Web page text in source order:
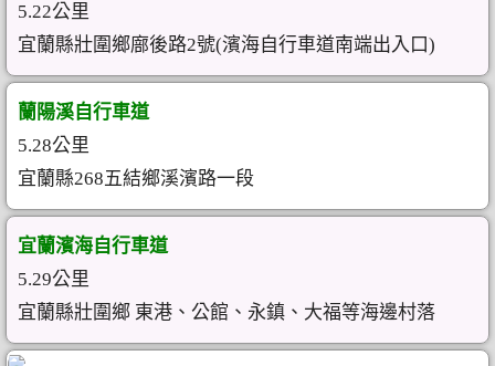
5.22公里
宜蘭縣壯圍鄉廍後路2號(濱海自行車道南端出入口)
蘭陽溪自行車道
5.28公里
宜蘭縣268五結鄉溪濱路一段
宜蘭濱海自行車道
5.29公里
宜蘭縣壯圍鄉 東港、公館、永鎮、大福等海邊村落